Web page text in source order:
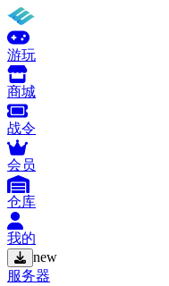
游玩
商城
战令
会员
仓库
我的
new
服务器